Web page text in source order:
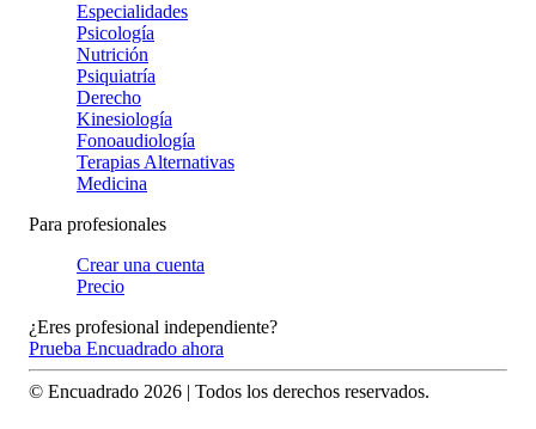
Especialidades
Psicología
Nutrición
Psiquiatría
Derecho
Kinesiología
Fonoaudiología
Terapias Alternativas
Medicina
Para profesionales
Crear una cuenta
Precio
¿Eres profesional independiente?
Prueba Encuadrado ahora
© Encuadrado 2026 | Todos los derechos reservados.